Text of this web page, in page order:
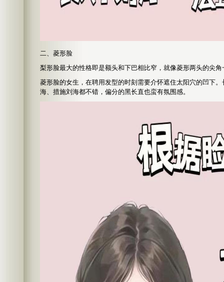
二、菱形脸
梨形脸最大的性格即是额头和下巴相比窄，就像菱形两头的尖
菱形脸的女生，在聘用发型的时刻需要介怀遮住太阳穴的凹下
海、措施刘海都不错，偏分的黑长直也蛮有氛围感。